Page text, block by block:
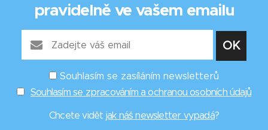
pravidelně ve vašem emailu
Souhlasím se zasíláním newsletterů
Souhlasím se zpracováním a ochranou osobních údajů
Chcete vidět jak náš newsletter vypadá?